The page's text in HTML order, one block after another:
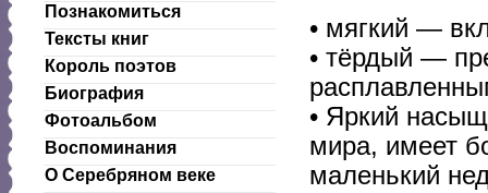
Познакомиться
Тексты книг
Король поэтов
Биография
Фотоальбом
Воспоминания
О Серебряном веке
• мягкий —
• тёрдый —
• Яркий
мира, имеет
маленький